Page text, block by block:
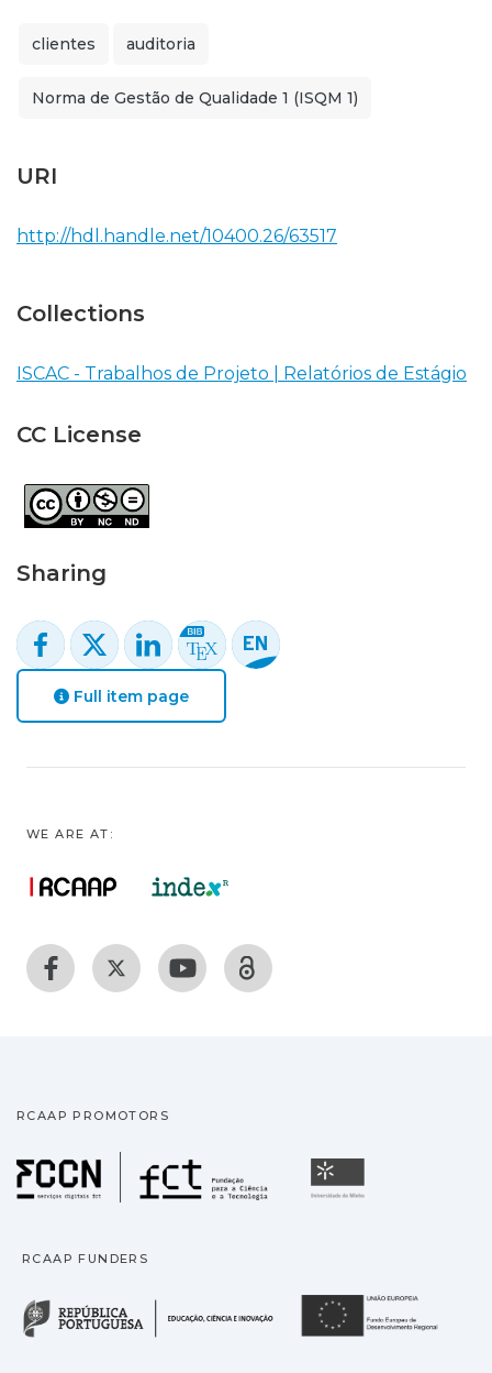
clientes auditoria
Norma de Gestão de Qualidade 1 (ISQM 1)
URI
http://hdl.handle.net/10400.26/63517
Collections
ISCAC - Trabalhos de Projeto | Relatórios de Estágio
CC License
Sharing
Full item page
WE ARE AT:
RCAAP PROMOTORS
Fundação para a
RCAAP FUNDERS
República Portuguesa